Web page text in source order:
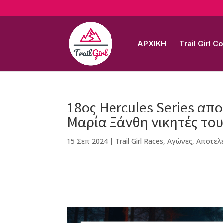
ΑΡΧΙΚΗ Trail Girl
18ος Hercules Series
Μαρία Ξάνθη νικητές
15 Σεπ 2024 | Trail Girl Races,Αγώνες,
a e b m w n